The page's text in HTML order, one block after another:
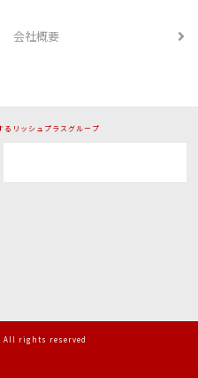
会社概要
るリッシュプラスグループ
All rights reserved